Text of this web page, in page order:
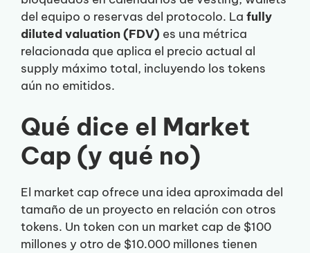
del equipo o reservas del protocolo. La fully
diluted valuation (FDV) es una métrica
relacionada que aplica el precio actual al
supply máximo total, incluyendo los tokens
aún no emitidos.
Qué dice el Market
Cap (y qué no)
El market cap ofrece una idea aproximada del
tamaño de un proyecto en relación con otros
tokens. Un token con un market cap de $100
millones y otro de $10.000 millones tienen